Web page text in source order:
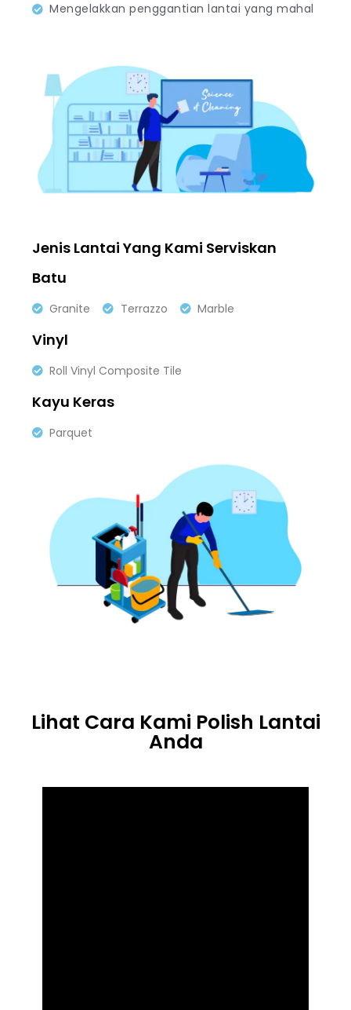
Mengelakkan penggantian lantai yang mahal
Jenis Lantai Yang Kami Serviskan
Batu
Granite Terrazzo Marble
Vinyl
Roll Vinyl Composite Tile
Kayu Keras
Parquet
Lihat Cara Kami Polish Lantai
Anda